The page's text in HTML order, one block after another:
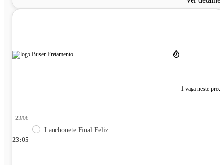
1 vaga neste
23:05
23/08
Lanchonete Final Feliz